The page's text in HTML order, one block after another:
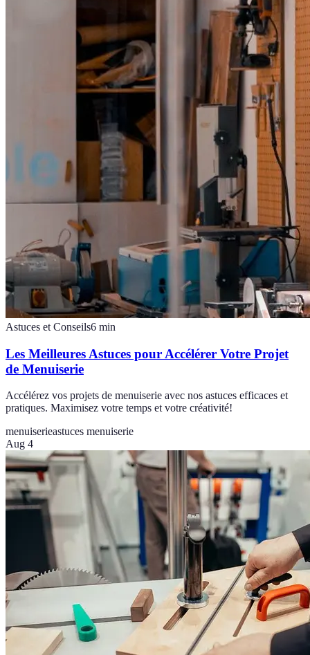
Astuces et Conseils6 min
Les Meilleures Astuces pour Accélérer Votre Projet
de Menuiserie
Accélérez vos projets de menuiserie avec nos astuces efficaces et
pratiques. Maximisez votre temps et votre créativité!
menuiserieastuces menuiserie
Aug 4